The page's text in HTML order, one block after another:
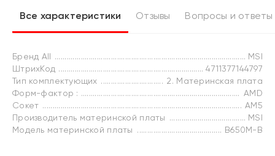
Все характеристики Отзывы Вопросы и ответы
Бренд All
MSI
ШтрихКод
4711377144797
Тип комплектующих
2. Материнская плата
Форм-фактор :
AMD
Сокет
AM5
Производитель материнской платы
MSI
Модель материнской платы
B650M-B